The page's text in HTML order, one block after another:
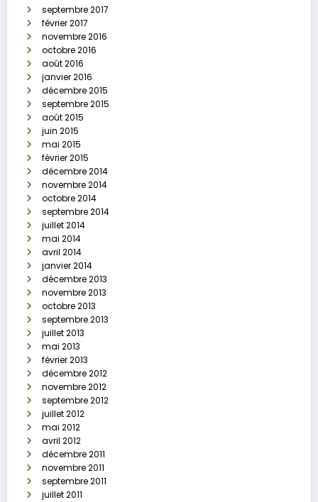
septembre 2017
février 2017
novembre 2016
octobre 2016
août 2016
janvier 2016
décembre 2015
septembre 2015
août 2015
juin 2015
mai 2015
février 2015
décembre 2014
novembre 2014
octobre 2014
septembre 2014
juillet 2014
mai 2014
avril 2014
janvier 2014
décembre 2013
novembre 2013
octobre 2013
septembre 2013
juillet 2013
mai 2013
février 2013
décembre 2012
novembre 2012
septembre 2012
juillet 2012
mai 2012
avril 2012
décembre 2011
novembre 2011
septembre 2011
juillet 2011